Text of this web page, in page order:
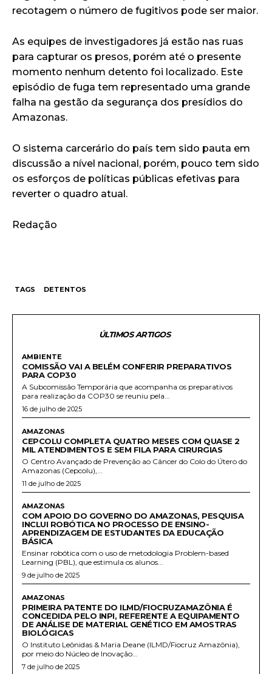
recotagem o número de fugitivos pode ser maior.
As equipes de investigadores já estão nas ruas
para capturar os presos, porém até o presente
momento nenhum detento foi localizado. Este
episódio de fuga tem representado uma grande
falha na gestão da segurança dos presídios do
Amazonas.
O sistema carcerário do país tem sido pauta em
discussão a nível nacional, porém, pouco tem sido
os esforços de políticas públicas efetivas para
reverter o quadro atual.
Redação
TAGS DETENTOS
ÚLTIMOS ARTIGOS
AMBIENTE
COMISSÃO VAI A BELÉM CONFERIR PREPARATIVOS
PARA COP30
A Subcomissão Temporária que acompanha os preparativos
para realização da COP30 se reuniu pela...
16 de julho de 2025
AMAZONAS
CEPCOLU COMPLETA QUATRO MESES COM QUASE 2
MIL ATENDIMENTOS E SEM FILA PARA CIRURGIAS
O Centro Avançado de Prevenção ao Câncer do Colo do Útero do
Amazonas (Cepcolu),...
11 de julho de 2025
AMAZONAS
COM APOIO DO GOVERNO DO AMAZONAS, PESQUISA
INCLUI ROBÓTICA NO PROCESSO DE ENSINO-
APRENDIZAGEM DE ESTUDANTES DA EDUCAÇÃO
BÁSICA
Ensinar robótica com o uso de metodologia Problem-based
Learning (PBL), que estimula os alunos...
9 de julho de 2025
AMAZONAS
PRIMEIRA PATENTE DO ILMD/FIOCRUZAMAZÔNIA É
CONCEDIDA PELO INPI, REFERENTE A EQUIPAMENTO
DE ANÁLISE DE MATERIAL GENÉTICO EM AMOSTRAS
BIOLÓGICAS
O Instituto Leônidas & Maria Deane (ILMD/Fiocruz Amazônia),
por meio do Núcleo de Inovação...
7 de julho de 2025